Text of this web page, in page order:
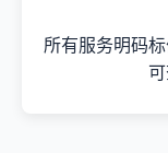
所有服务明码